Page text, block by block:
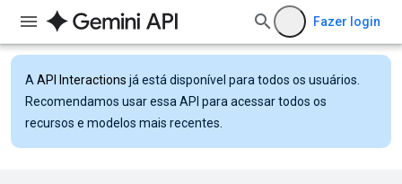
Fazer login
A API Interactions já está disponível para todos os usuários.
Recomendamos usar essa API para acessar todos os
recursos e modelos mais recentes.